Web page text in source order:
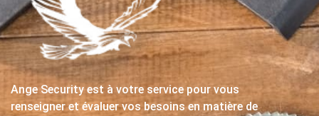
Ange Security est à votre service pour vous
renseigner et évaluer vos besoins en matière de